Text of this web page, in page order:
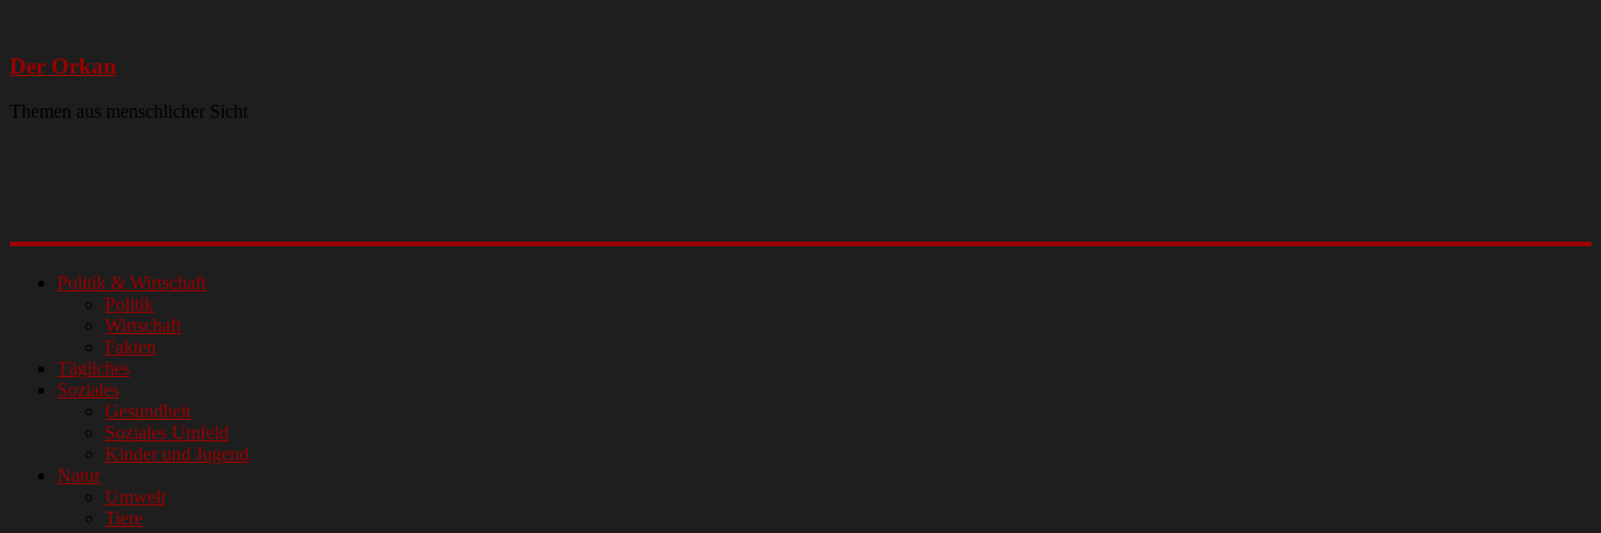
Der Orkan
Themen aus menschlicher Sicht
Politik & Wirtschaft
Politik
Wirtschaft
Fakten
Tägliches
Soziales
Gesundheit
Soziales Umfeld
Kinder und Jugend
Natur
Umwelt
Tiere